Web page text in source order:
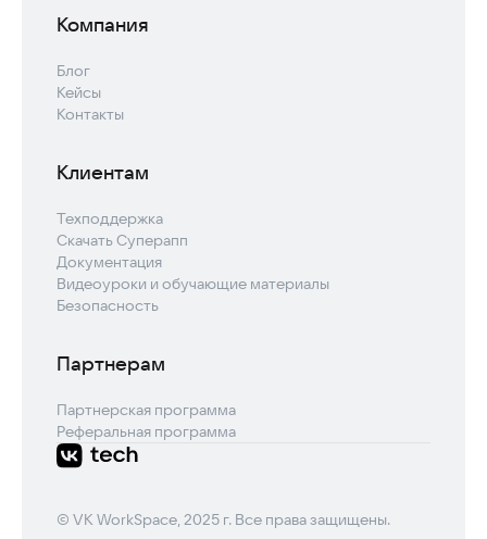
Компания
Блог
Кейсы
Контакты
Клиентам
Техподдержка
Скачать Суперапп
Документация
Видеоуроки и обучающие материалы
Безопасность
Партнерам
Партнерская программа
Реферальная программа
© VK WorkSpace, 2025 г. Все права защищены.